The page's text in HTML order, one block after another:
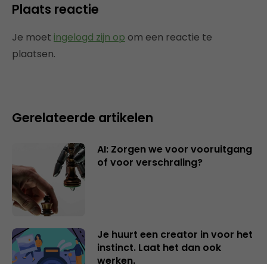
Plaats reactie
Je moet ingelogd zijn op om een reactie te
plaatsen.
Gerelateerde artikelen
AI: Zorgen we voor vooruitgang
of voor verschraling?
Je huurt een creator in voor het
instinct. Laat het dan ook
werken.